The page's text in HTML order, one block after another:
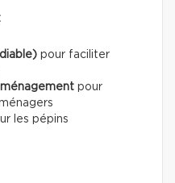
pour faciliter
pour
les pépins